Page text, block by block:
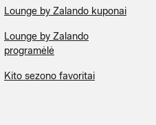
Lounge by Zalando kuponai
Lounge by Zalando
programėlė
Kito sezono favoritai